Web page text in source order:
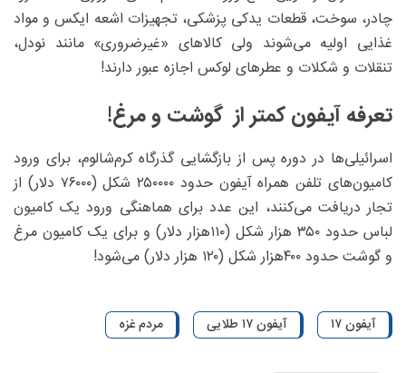
چادر، سوخت، قطعات یدکی پزشکی، تجهیزات اشعه ایکس و مواد
غذایی اولیه می‌شوند ولی کالاهای «غیرضروری» مانند نودل،
تنقلات و شکلات و عطرهای لوکس اجازه عبور دارند!
تعرفه آیفون کمتر از گوشت و مرغ!
اسرائیلی‌ها در دوره پس از بازگشایی گذرگاه کرم‌شالوم، برای ورود
کامیون‌های تلفن همراه آیفون حدود ۲۵۰۰۰۰ شکل (۷۶۰۰۰ دلار) از
تجار دریافت می‌کنند، این عدد برای هماهنگی ورود یک کامیون
لباس حدود ۳۵۰ هزار شکل (۱۱۰هزار دلار) و برای یک کامیون مرغ
و گوشت حدود ۴۰۰هزار شکل (۱۲۰ هزار دلار) می‌شود!
آیفون ۱۷ آیفون ۱۷ طلایی مردم غزه